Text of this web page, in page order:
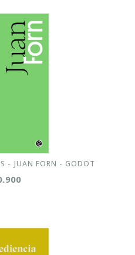
- JUAN FORN - GODOT